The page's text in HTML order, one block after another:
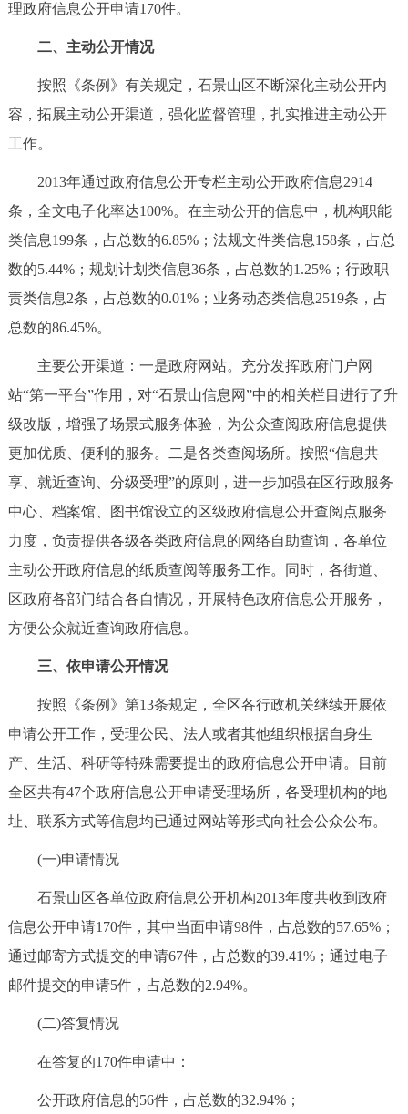
理政府信息公开申请170件。
二、主动公开情况
按照《条例》有关规定，石景山区不断深化主动公开内
容，拓展主动公开渠道，强化监督管理，扎实推进主动公开
工作。
2013年通过政府信息公开专栏主动公开政府信息2914
条，全文电子化率达100%。在主动公开的信息中，机构职能
类信息199条，占总数的6.85%；法规文件类信息158条，占总
数的5.44%；规划计划类信息36条，占总数的1.25%；行政职
责类信息2条，占总数的0.01%；业务动态类信息2519条，占
总数的86.45%。
主要公开渠道：一是政府网站。充分发挥政府门户网
站“第一平台”作用，对“石景山信息网”中的相关栏目进行了升
级改版，增强了场景式服务体验，为公众查阅政府信息提供
更加优质、便利的服务。二是各类查阅场所。按照“信息共
享、就近查询、分级受理”的原则，进一步加强在区行政服务
中心、档案馆、图书馆设立的区级政府信息公开查阅点服务
力度，负责提供各级各类政府信息的网络自助查询，各单位
主动公开政府信息的纸质查阅等服务工作。同时，各街道、
区政府各部门结合各自情况，开展特色政府信息公开服务，
方便公众就近查询政府信息。
三、依申请公开情况
按照《条例》第13条规定，全区各行政机关继续开展依
申请公开工作，受理公民、法人或者其他组织根据自身生
产、生活、科研等特殊需要提出的政府信息公开申请。目前
全区共有47个政府信息公开申请受理场所，各受理机构的地
址、联系方式等信息均已通过网站等形式向社会公众公布。
(一)申请情况
石景山区各单位政府信息公开机构2013年度共收到政府
信息公开申请170件，其中当面申请98件，占总数的57.65%；
通过邮寄方式提交的申请67件，占总数的39.41%；通过电子
邮件提交的申请5件，占总数的2.94%。
(二)答复情况
在答复的170件申请中：
公开政府信息的56件，占总数的32.94%；